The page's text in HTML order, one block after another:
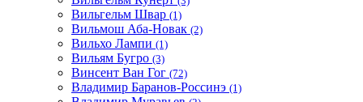
Вильгельм Швар (1)
Вильмош Аба-Новак (2)
Вильхо Лампи (1)
Вильям Бугро (3)
Винсент Ван Гог (72)
Владимир Баранов-Россинэ (1)